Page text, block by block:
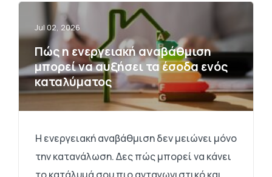
Jul 02, 2026
Πώς η ενεργειακή αναβάθμιση
μπορεί να αυξήσει τα έσοδα ενός
καταλύματος
Η ενεργειακή αναβάθμιση δεν μειώνει μόνο
την κατανάλωση. Δες πώς μπορεί να κάνει